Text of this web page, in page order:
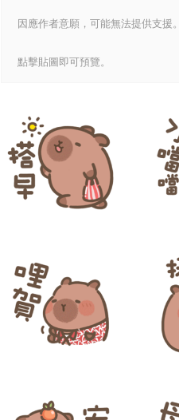
因應作者意願，可能無法提供支援。
點擊貼圖即可預覽。